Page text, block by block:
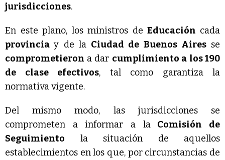
jurisdicciones.
En este plano, los ministros deEducación cada
provinciay de la Ciudad de Buenos Airesse
comprometieron a dar cumplimiento a los 190
de clase efectivos, tal como garantiza la
normativa vigente.
Del mismo modo, las jurisdicciones se
comprometen a informar a laComisión de
Seguimiento la situación de aquellos
establecimientos en los que, por circunstancias de